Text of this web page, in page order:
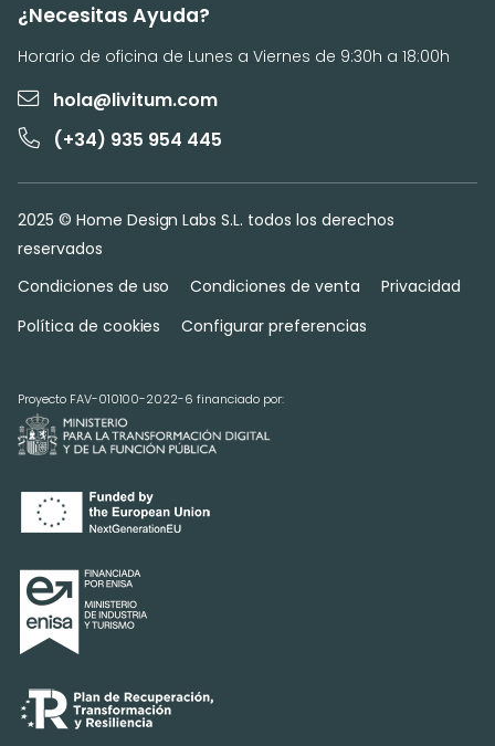
¿Necesitas Ayuda?
Horario de oficina de Lunes a Viernes de 9:30h a 18:00h
hola@livitum.com
(+34) 935 954 445
2025 © Home Design Labs S.L. todos los derechos
reservados
Condiciones de uso
Condiciones de venta
Privacidad
Política de cookies
Configurar preferencias
Proyecto FAV-010100-2022-6 financiado por: